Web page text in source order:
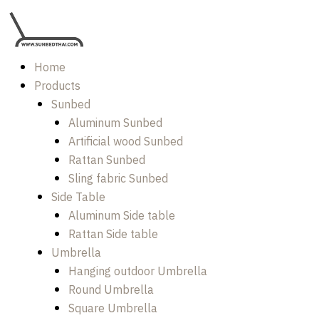
Skip
content
Home
Products
Sunbed
Aluminum Sunbed
Artificial wood Sunbed
Rattan Sunbed
Sling fabric Sunbed
Side Table
Aluminum Side table
Rattan Side table
Umbrella
Hanging outdoor Umbrella
Round Umbrella
Square Umbrella